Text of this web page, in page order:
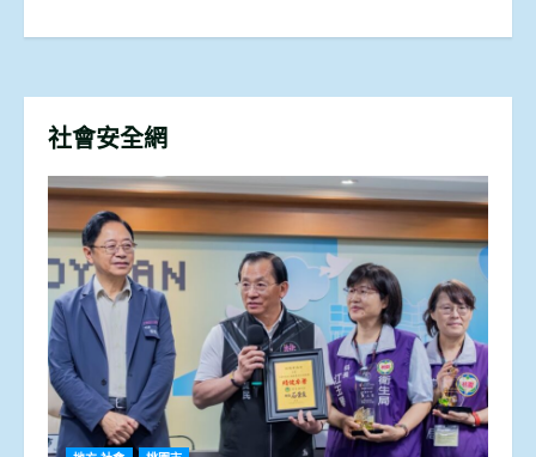
社會安全網